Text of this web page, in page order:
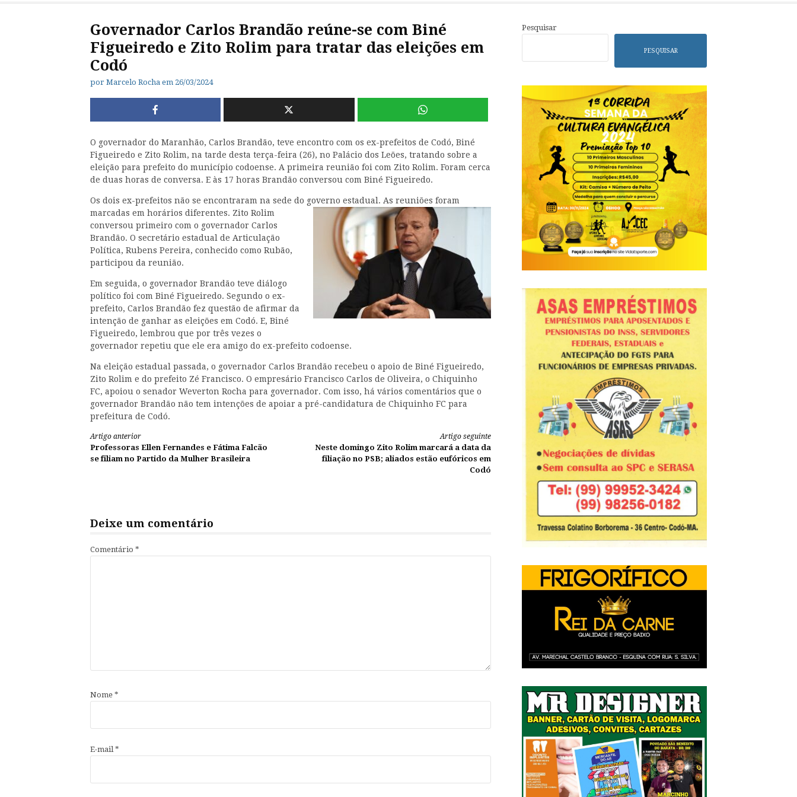
Governador Carlos Brandão reúne-se com Biné
Figueiredo e Zito Rolim para tratar das eleições em
Codó
por Marcelo Rocha em 26/03/2024
O governador do Maranhão, Carlos Brandão, teve encontro com os ex-prefeitos de Codó, Biné
Figueiredo e Zito Rolim, na tarde desta terça-feira (26), no Palácio dos Leões, tratando sobre a
eleição para prefeito do município codoense. A primeira reunião foi com Zito Rolim. Foram cerca
de duas horas de conversa. E às 17 horas Brandão conversou com Biné Figueiredo.
Os dois ex-prefeitos não se encontraram na sede do governo estadual. As reuniões foram
marcadas em horários diferentes. Zito Rolim
conversou primeiro com o governador Carlos
Brandão. O secretário estadual de Articulação
Política, Rubens Pereira, conhecido como Rubão,
participou da reunião.
Em seguida, o governador Brandão teve diálogo
político foi com Biné Figueiredo. Segundo o ex-
prefeito, Carlos Brandão fez questão de afirmar da
intenção de ganhar as eleições em Codó. E, Biné
Figueiredo, lembrou que por três vezes o
governador repetiu que ele era amigo do ex-prefeito codoense.
Na eleição estadual passada, o governador Carlos Brandão recebeu o apoio de Biné Figueiredo,
Zito Rolim e do prefeito Zé Francisco. O empresário Francisco Carlos de Oliveira, o Chiquinho
FC, apoiou o senador Weverton Rocha para governador. Com isso, há vários comentários que o
governador Brandão não tem intenções de apoiar a pré-candidatura de Chiquinho FC para
prefeitura de Codó.
Continue
lendo
Artigo anterior
Professoras Ellen Fernandes e Fátima Falcão
se filiam no Partido da Mulher Brasileira
Artigo seguinte
Neste domingo Zito Rolim marcará a data da
filiação no PSB; aliados estão eufóricos em
Codó
Deixe um comentário
Comentário *
Nome *
E-mail*
Pesquisar
PESQUISAR